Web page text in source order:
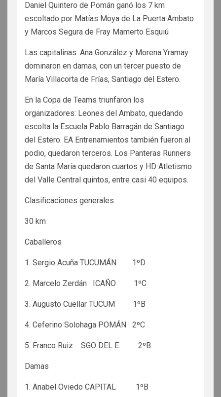
Daniel Quintero de Pomán ganó los 7 km
escoltado por Matías Moya de La Puerta Ambato
y Marcos Segura de Fray Mamerto Esquiú
Las capitalinas .Ana González y Morena Yramay
dominaron en damas, con un tercer puesto de
María Villacorta de Frías, Santiago del Estero.
En la Copa de Teams triunfaron los
organizadores: Leones del Ambato, quedando
escolta la Escuela Pablo Barragán de Santiago
del Estero. EA Entrenamientos también fueron al
podio, quedaron terceros. Los Panteras Runners
de Santa María quedaron cuartos y HD Atletismo
del Valle Central quintos, entre casi 40 equipos.
Clasificaciones generales
30 km
Caballeros
1. Sergio Acuña TUCUMÁN 1ºD
2. Marcelo Zerdán ICAÑO 1ºC
3. Augusto Cuellar TUCUM 1ºB
4. Ceferino Solohaga POMÁN 2ºC
5. Franco Ruiz SGO DEL E. 2ºB
Damas
1. Anabel Oviedo CAPITAL 1ºB